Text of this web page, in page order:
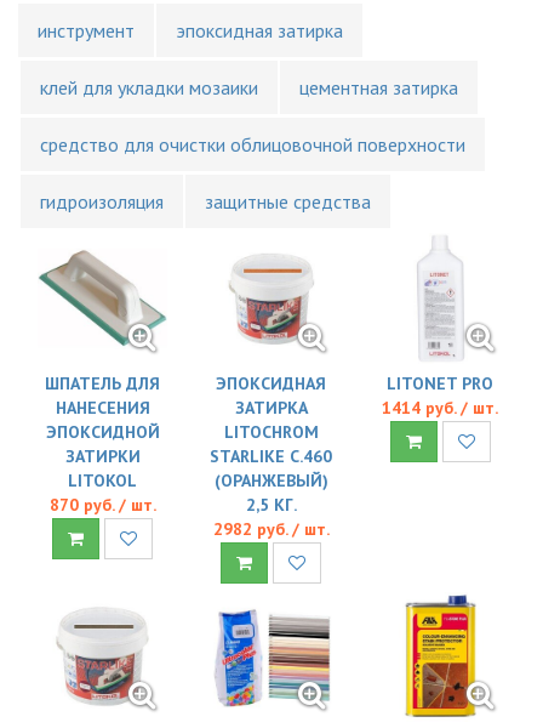
инструмент эпоксидная затирка
клей для укладки мозаики цементная затирка
средство для очистки облицовочной поверхности
гидроизоляция защитные средства
ШПАТЕЛЬ ДЛЯ
НАНЕСЕНИЯ
ЭПОКСИДНОЙ
ЗАТИРКИ
LITOKOL
870 руб. / шт.
ЭПОКСИДНАЯ
ЗАТИРКА
LITOCHROM
STARLIKE C.460
(ОРАНЖЕВЫЙ)
2,5 КГ.
2982 руб. / шт.
LITONET PRO
1414 руб. / шт.